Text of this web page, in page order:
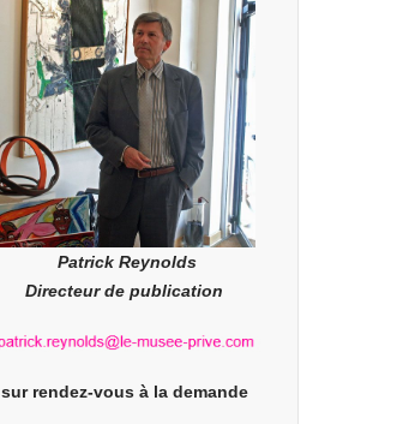
Patrick Reynolds
Directeur de publication
sur rendez-vous à la demande